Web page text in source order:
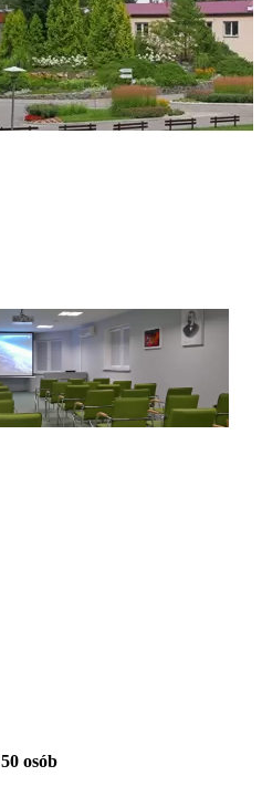
50 osób